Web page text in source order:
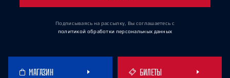
Подписываясь на рассылку, Вы соглашаетесь с
политикой обработки персональных данных
МАГАЗИН БИЛЕТЫ